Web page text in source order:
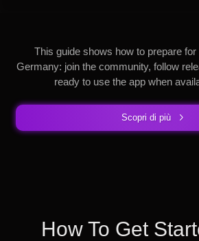
This guide shows how to prepare
Germany: join the community, follow
ready to use the app when
Scopri di più
How To Get